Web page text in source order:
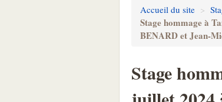
Accueil du site >
Stage hommage à
BENARD et Jean-
Stage